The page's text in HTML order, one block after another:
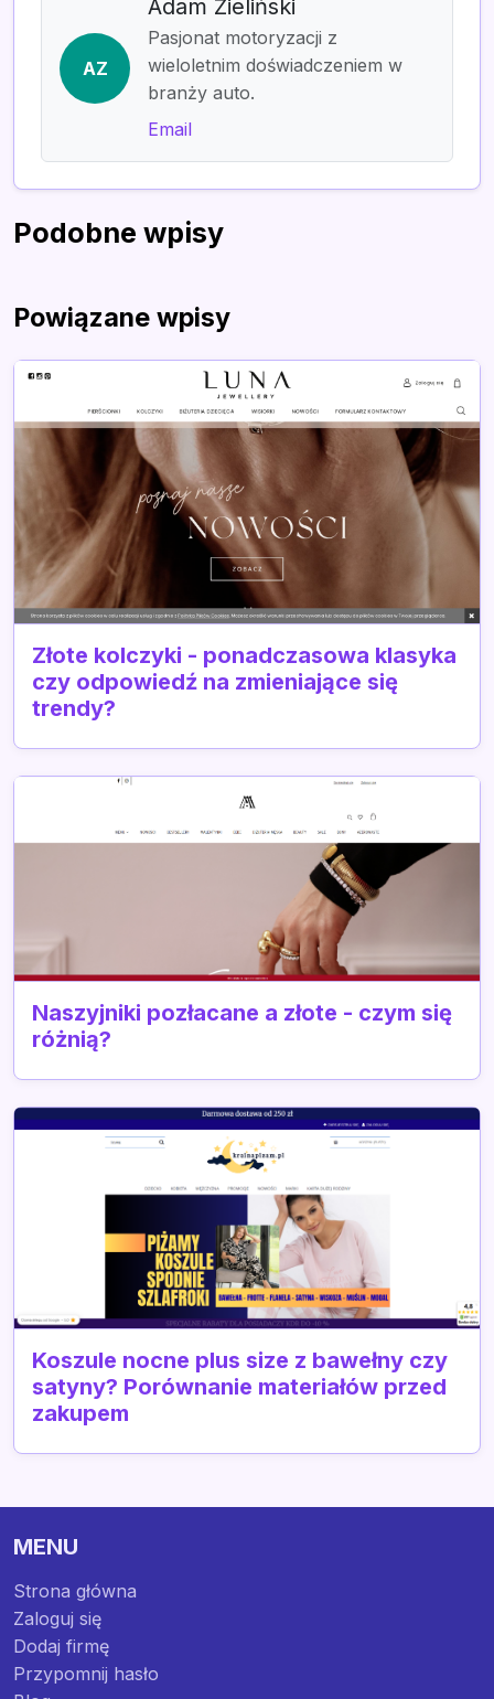
AZ
Adam Zieliński
Pasjonat motoryzacji z
wieloletnim doświadczeniem w
branży auto.
Email
Podobne wpisy
Powiązane wpisy
Złote kolczyki - ponadczasowa klasyka
czy odpowiedź na zmieniające się
trendy?
Naszyjniki pozłacane a złote - czym się
różnią?
Koszule nocne plus size z bawełny czy
satyny? Porównanie materiałów przed
zakupem
MENU
Strona główna
Zaloguj się
Dodaj firmę
Przypomnij hasło